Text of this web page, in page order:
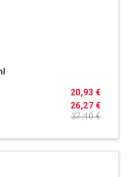
26,27 €
20,93 €
37,40 €